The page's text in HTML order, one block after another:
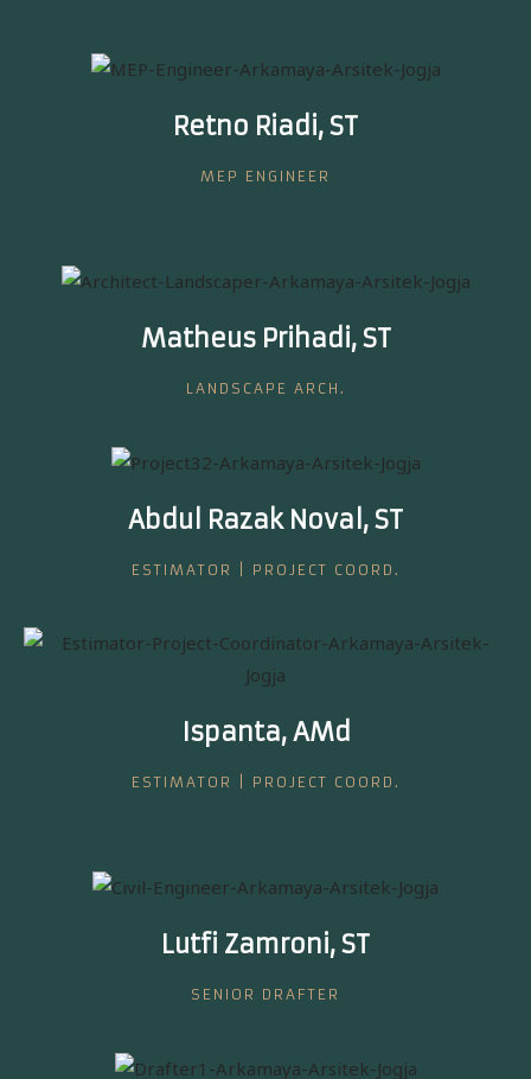
Retno Riadi, ST
MEP ENGINEER
Matheus Prihadi, ST
LANDSCAPE ARCH.
Abdul Razak Noval, ST
ESTIMATOR | PROJECT COORD.
Ispanta, AMd
ESTIMATOR | PROJECT COORD.
Lutfi Zamroni, ST
SENIOR DRAFTER